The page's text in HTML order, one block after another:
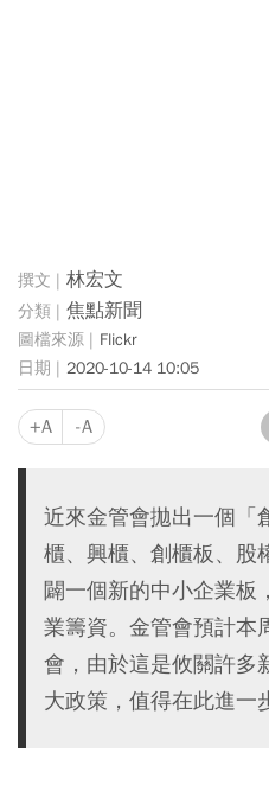
林宏文
焦點新聞
Flickr
2020-10-14 10:05
+A -A
近來金管會拋出一個「
櫃、興櫃、創櫃板、股
闢一個新的中小企業板
業籌資。金管會預計本
會，由於這是攸關許多
大政策，值得在此進一